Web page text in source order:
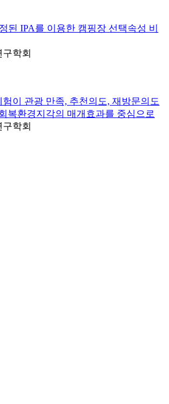
된 IPA를 이용한 캠핑장 선택속성 비
학회
이 관광 만족, 추천의도, 재방문의도
복환경지각의 매개효과를 중심으로
학회